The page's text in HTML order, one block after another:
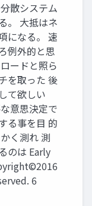
散システム
。 大抵はネ
になる。 速
例外的と思
ードと照ら
を取った 後
て欲しい
意思決定で
る事を目 的
く測れ 測
のは Early
6